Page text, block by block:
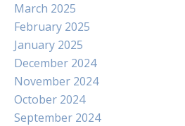
March 2025
February 2025
January 2025
December 2024
November 2024
October 2024
September 2024